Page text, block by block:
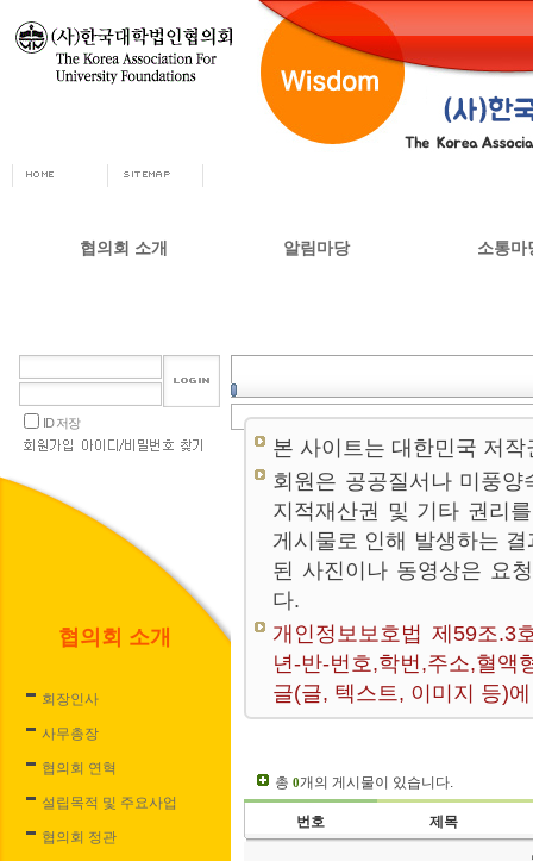
협의회 소개
설립목적 및 주요사업
협의회 정관
알림마당
교육부 주요정책
소통마
ID 저장
협의회 소개
회장인사
사무총장
협의회 연혁
설립목적 및 주요사업
협의회 정관
본 사이트는 대한민국 저
회원은 공공질서나 미풍
지적재산권 및 기타 권리
게시물로 인해 발생하는
된 사진이나 동영상은 요
다.
개인정보보호법 제59조.3
년-반-번호,학번,주소,혈
글(글, 텍스트, 이미지 등)
총 0개의 게시물이 있습니다.
번호 제목